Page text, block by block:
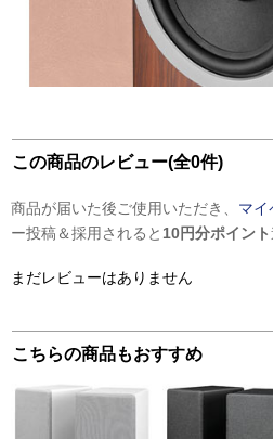
この商品のレビュー(全0件)
商品が届いた後ご使用いただき、 マイ
ー投稿＆採用されると 10円分ポイント
まだレビューはありません
こちらの商品もおすすめ